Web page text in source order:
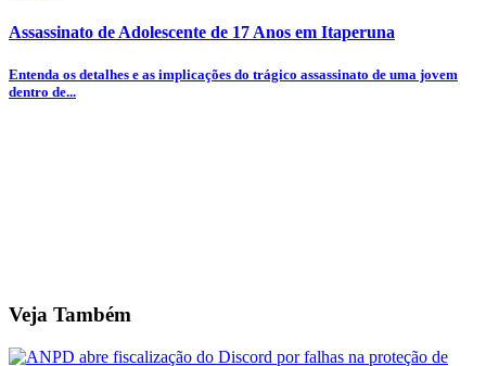
Assassinato de Adolescente de 17 Anos em Itaperuna
Entenda os detalhes e as implicações do trágico assassinato de uma jovem
dentro de...
Veja Também